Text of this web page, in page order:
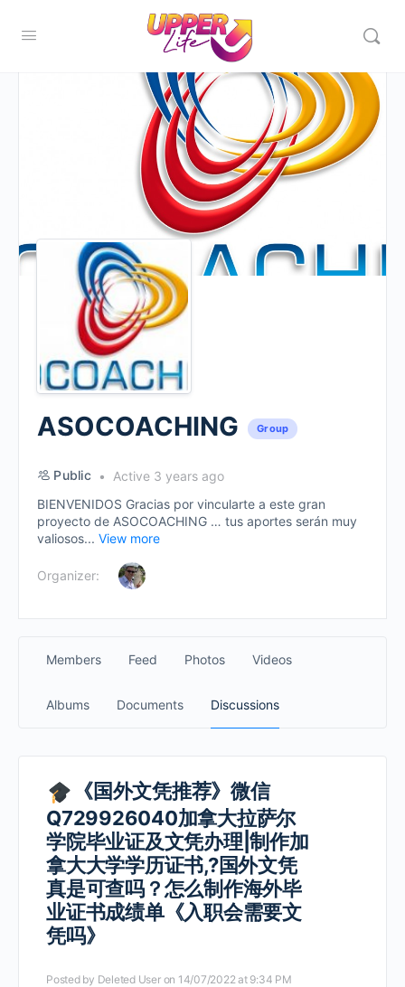
ASOCOACHING Group
Public
Active 3 years ago
BIENVENIDOS Gracias por vincularte a este gran
proyecto de ASOCOACHING … tus aportes serán muy
valiosos... View more
Organizer:
Members Feed Photos Videos
Albums Documents Discussions
《国外文凭推荐》微信
Q729926040加拿大拉萨尔
学院毕业证及文凭办理|制作加
拿大大学学历证书,?国外文凭
真是可查吗？怎么制作海外毕
业证书成绩单《入职会需要文
凭吗》
Posted by Deleted User on 14/07/2022 at 9:34 PM